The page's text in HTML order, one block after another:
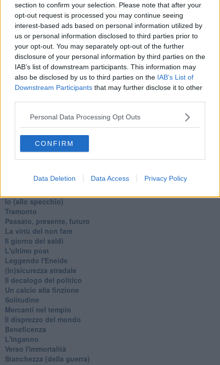
section to confirm your selection. Please note that after your
opt-out request is processed you may continue seeing
interest-based ads based on personal information utilized by
us or personal information disclosed to third parties prior to
your opt-out. You may separately opt-out of the further
disclosure of your personal information by third parties on the
IAB’s list of downstream participants. This information may
also be disclosed by us to third parties on the IAB’s List of
Downstream Participants that may further disclose it to other
Personal Data Processing Opt Outs
CONFIRM
Data Deletion Data Access Privacy Policy
Alla fermata dell'autobus
La repressione sessuale per sentito dire
Diseducazione televisiva e inerzia della politica
Foto storica
Esequie solenni
Nostalgia del sangue blu
Teste calde
Non avere e non essere
Armiamoci e... avviatevi
Da Capodanno a Carnevale
Schizzi di fango
Sor-riso amaro
Fine anno al ristorante
Natale 2024
Re e regnanti
A noi interessa il dito non la luna
Una performance
​Io (allo specchio)
Tramonto
Passato, presente, futuro
La virtù del non fare
Il giorno dei saldi
L'ultimo post
Leggendo l'Eneide
​(In)sicurezza stradale
Il decalogo del politico
Un calcio alla finzione
Solitudine
Mercanti nel tempio
Il disprezzo del mondo
Beneficenza
L'inganno
Verso l'immortalità
Stanchezza (della guerra)